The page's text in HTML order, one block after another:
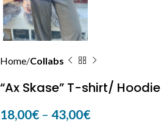
Home Collabs
“Ax Skase” T-shirt/ Hoodie
18,00€ – 43,00€